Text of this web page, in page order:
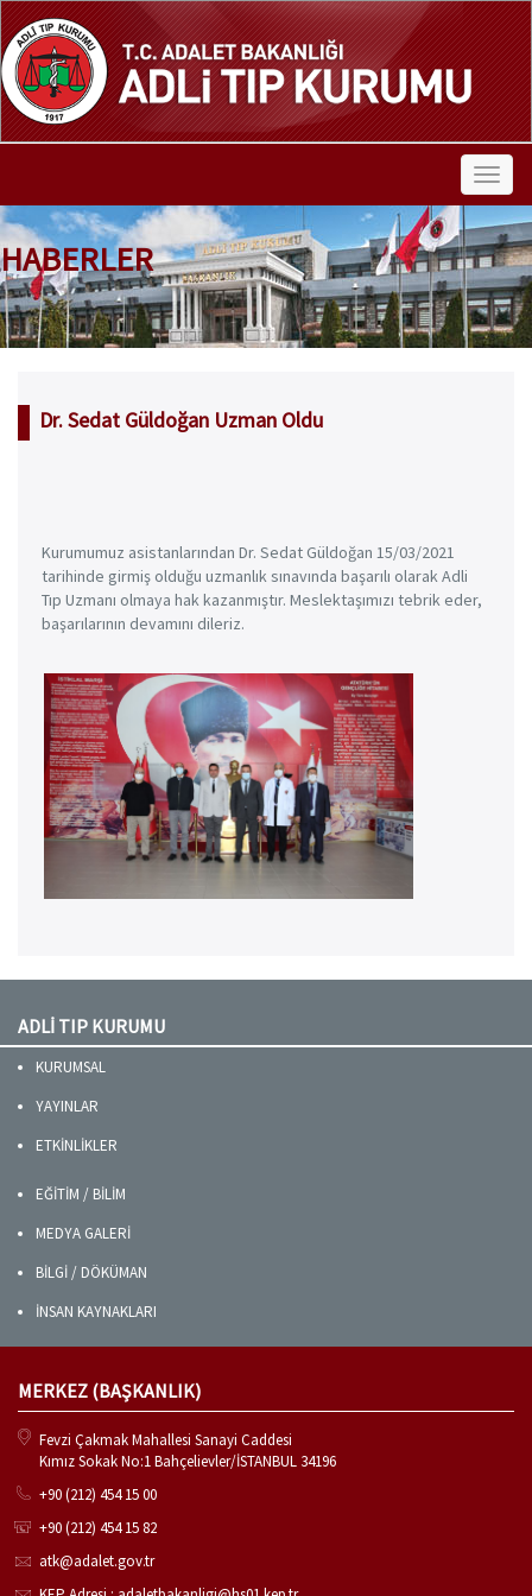
HABERLER
Dr. Sedat Güldoğan Uzman Oldu
Kurumumuz asistanlarından Dr. Sedat Güldoğan 15/03/2021
tarihinde girmiş olduğu uzmanlık sınavında başarılı olarak Adli
Tıp Uzmanı olmaya hak kazanmıştır. Meslektaşımızı tebrik eder,
başarılarının devamını dileriz.
ADLİ TIP KURUMU
KURUMSAL
YAYINLAR
ETKİNLİKLER
EĞİTİM / BİLİM
MEDYA GALERİ
BİLGİ / DÖKÜMAN
İNSAN KAYNAKLARI
MERKEZ (BAŞKANLIK)
Fevzi Çakmak Mahallesi Sanayi Caddesi
Kımız Sokak No:1 Bahçelievler/İSTANBUL 34196
+90 (212) 454 15 00
+90 (212) 454 15 82
atk@adalet.gov.tr